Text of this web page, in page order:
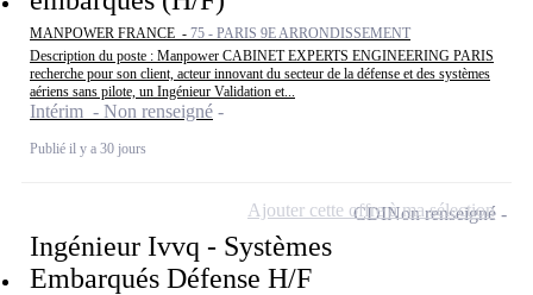
MANPOWER FRANCE - 75 - PARIS 9E ARRONDISSEMENT
Description du poste : Manpower CABINET EXPERTS ENGINEERING PARIS
recherche pour son client, acteur innovant du secteur de la défense et des systèmes
aériens sans pilote, un Ingénieur Validation et...
Intérim - Non renseigné
Publié il y a 30 jours
Ingénieur Ivvq - Systèmes
Embarqués Défense H/F
CDINon renseigné
Ajouter cette offre à ma sélection